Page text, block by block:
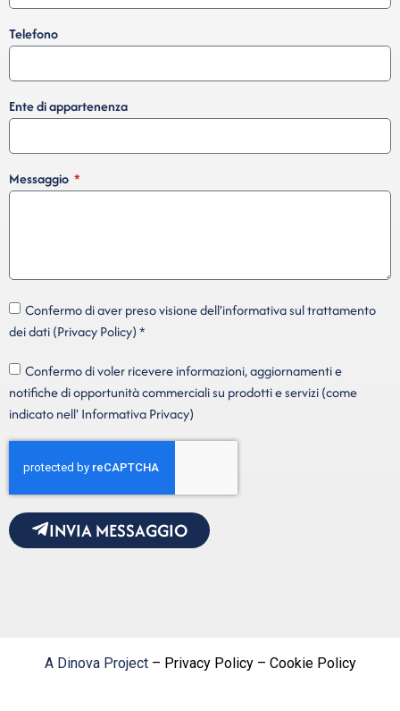
Telefono
Ente di appartenenza
Messaggio
Confermo di aver preso visione dell'informativa sul trattamento
dei dati (Privacy Policy) *
Confermo di voler ricevere informazioni, aggiornamenti e
notifiche di opportunità commerciali su prodotti e servizi (come
indicato nell' Informativa Privacy)
INVIA MESSAGGIO
A Dinova Project– Privacy Policy – Cookie Policy